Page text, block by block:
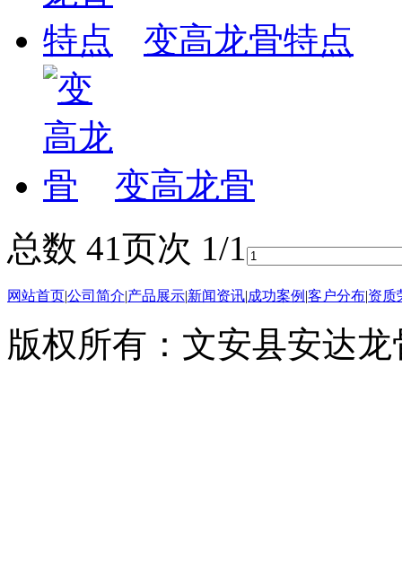
变高龙骨特点
变高龙骨
总数 41页次 1/1
网站首页|公司简介|产品展示|新闻资讯|成功案例 |客户分布|资质
版权所有：文安县安达